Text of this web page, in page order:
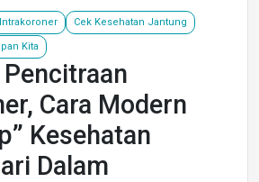
Cek Kesehatan Jantung
Kita
Cara Modern
Kesehatan
Dalam